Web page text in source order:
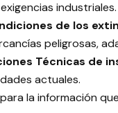
industriales.
de los
peligrosas,
Técnicas de
actuales.
para la información